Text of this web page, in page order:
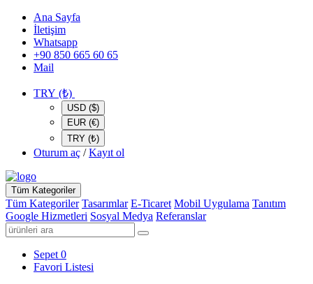
Ana Sayfa
İletişim
Whatsapp
+90 850 665 60 65
Mail
TRY (₺)
USD ($)
EUR (€)
TRY (₺)
Oturum aç / Kayıt ol
Tüm Kategoriler
Tüm Kategoriler Tasarımlar E-Ticaret Mobil Uygulama Tanıtım
Google Hizmetleri Sosyal Medya Referanslar
Sepet 0
Favori Listesi